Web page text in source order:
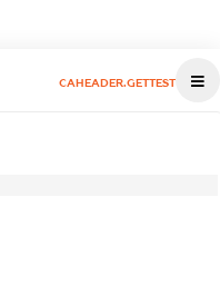
CAHEADER.GETTEST